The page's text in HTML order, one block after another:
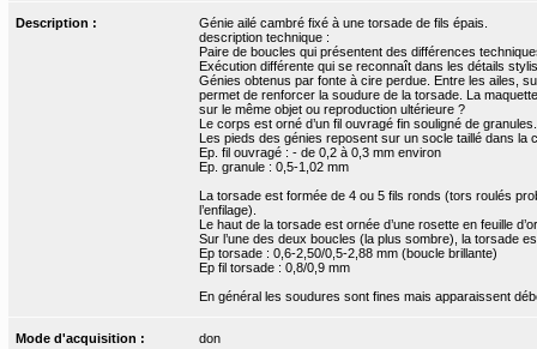
Description :
Génie ailé cambré fixé à une torsade de fils épais.
description technique :
Paire de boucles qui présentent des différences
Exécution différente qui se reconnaît dans les détails
Génies obtenus par fonte à cire perdue. Entre les ailes,
permet de renforcer la soudure de la torsade. La
sur le même objet ou reproduction ultérieure ?
Le corps est orné d’un fil ouvragé fin souligné de granules.
Les pieds des génies reposent sur un socle taillé dans la
Ep. fil ouvragé : - de 0,2 à 0,3 mm environ
Ep. granule : 0,5-1,02 mm
La torsade est formée de 4 ou 5 fils ronds (tors roulés
l’enfilage).
Le haut de la torsade est ornée d’une rosette en feuille
Sur l’une des deux boucles (la plus sombre), la torsade
Ep torsade : 0,6-2,50/0,5-2,88 mm (boucle brillante)
Ep fil torsade : 0,8/0,9 mm
En général les soudures sont fines mais apparaissent
Mode d'acquisition : don